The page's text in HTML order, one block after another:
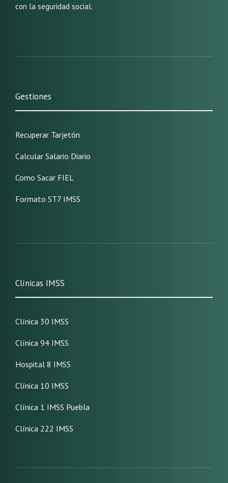
con la seguridad social.
Gestiones
Recuperar Tarjetón
Calcular Salario Diario
Como Sacar FIEL
Formato ST7 IMSS
Clínicas IMSS
Clínica 30 IMSS
Clínica 94 IMSS
Hospital 8 IMSS
Clínica 10 IMSS
Clínica 1 IMSS Puebla
Clínica 222 IMSS